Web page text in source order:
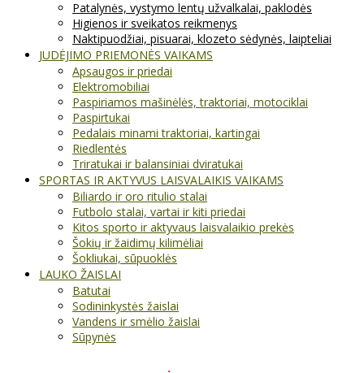
Patalynės, vystymo lentų užvalkalai, paklodės
Higienos ir sveikatos reikmenys
Naktipuodžiai, pisuarai, klozeto sėdynės, laipteliai
JUDĖJIMO PRIEMONĖS VAIKAMS
Apsaugos ir priedai
Elektromobiliai
Paspiriamos mašinėlės, traktoriai, motociklai
Paspirtukai
Pedalais minami traktoriai, kartingai
Riedlentės
Triratukai ir balansiniai dviratukai
SPORTAS IR AKTYVUS LAISVALAIKIS VAIKAMS
Biliardo ir oro ritulio stalai
Futbolo stalai, vartai ir kiti priedai
Kitos sporto ir aktyvaus laisvalaikio prekės
Šokių ir žaidimų kilimėliai
Šokliukai, sūpuoklės
LAUKO ŽAISLAI
Batutai
Sodininkystės žaislai
Vandens ir smėlio žaislai
Sūpynės